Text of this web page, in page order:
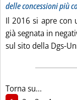
delle concessioni più
Il 2016 si apre con
già segnata in
sul sito della Dgs-
Torna su...